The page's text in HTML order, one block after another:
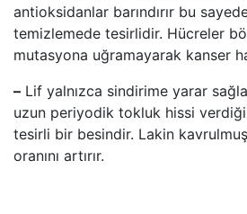
antioksidanlar barındırır bu
temizlemede tesirlidir. Hücreler
mutasyona uğramayarak kanser
– Lif yalnızca sindirime yarar
uzun periyodik tokluk hissi
tesirli bir besindir. Lakin
oranını artırır.